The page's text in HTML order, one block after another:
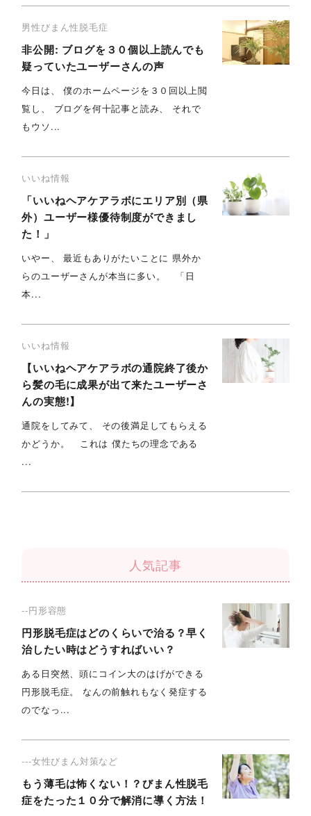
男性びまん性脱毛症
非公開: ブログを３０個以上読んでも
疑っていたユーザーさんの声
今日は、 僕のホームページを３０回以上閲
覧し、 ブログを何十記事と読み、 それで
もウソ...
いいね情報
「いいねヘアケアラボにエリア別（県
外）ユーザー様優待制度ができまし
た！」
いやー、 最近もありがたいことに 県外か
らのユーザーさんが本当に多い。 「日
本...
いいね情報
【いいねヘアケアラボの通院終了後か
ら髪の毛に成果が出て来たユーザーさ
んの実態!】
通院をしてみて、 その後満足してもらえる
かどうか。 これは 僕たちの理念である
...
人気記事
--円形容態
円形脱毛症はどのくらいで治る？早く
治したい時はどうすればいい？
ある日突然、頭にコイン大のはげができる
円形脱毛症。 なんの前触れもなく発症する
のでなっ...
---女性びまん対策など
もう薄毛は怖くない！？びまん性脱毛
症をたった１０分で解消に導く方法！